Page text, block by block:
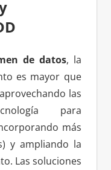
de datos, la
es mayor que
las
para
más
y ampliando la
Las soluciones